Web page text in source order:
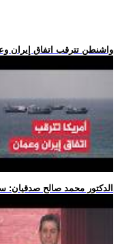
.. واشنطن تترقب اتفاق
.. الدكتور محمد صالح